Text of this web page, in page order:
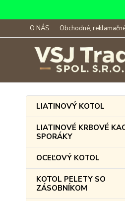
O NÁS Obchodné,
LIATINOVÝ KOTOL
LIATINOVÉ KRBOVÉ
SPORÁKY
OCEĽOVÝ KOTOL
KOTOL PELETY SO
ZÁSOBNÍKOM